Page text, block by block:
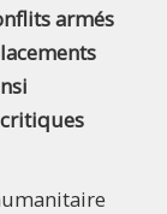
armés